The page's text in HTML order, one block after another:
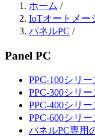
ホーム /
IoTオートメー
パネルPC /
Panel PC
PPC-100シリ
PPC-300シリ
PPC-400シリ
PPC-600シリ
パネルPC専用